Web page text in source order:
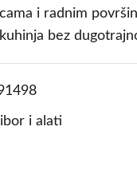
i radnim
bez
i alati